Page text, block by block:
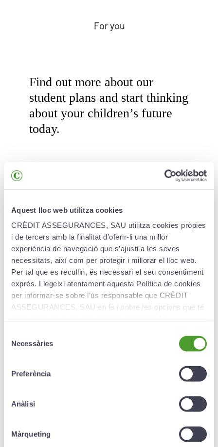
Aquest lloc web utilitza cookies
CRÈDIT ASSEGURANCES, SAU utilitza cookies pròpies
i de tercers amb la finalitat d’oferir-li una millor
experiència de navegació que s’ajusti a les seves
necessitats, així com per protegir i millorar el lloc web.
Per tal que es recullin, és necessari el seu consentiment
exprés. Llegeixi atentament aquesta Política de cookies
per informar-se sobre l’ús responsable que CRÈDIT
ASSEGURANCES, SAU en fa i sobre les opcions que té
Necessàries
Preferència
Anàlisi
Màrqueting
For you
Find out more about our
student plans and start thinking
about your children’s future
today.
Creand Dynamic Study
Plan
Creand Dynamic Study Plan is aimed at those